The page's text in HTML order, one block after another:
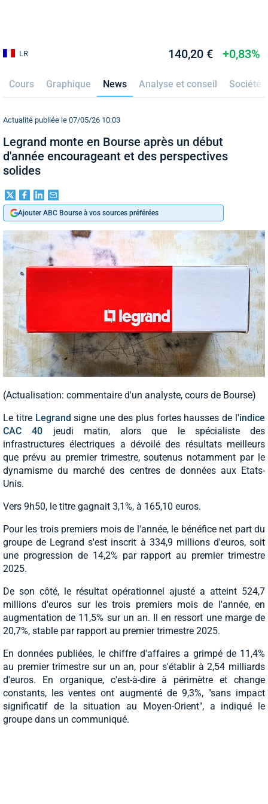
LR 140,20 € +0,83%
Cours Graphique News Analyse et conseil Société
Actualité publiée le 07/05/26 10:03
Legrand monte en Bourse après un début
d'année encourageant et des perspectives
solides
Ajouter ABC Bourse à vos sources préférées
(Actualisation: commentaire d'un analyste, cours de Bourse)
Le titre Legrand signe une des plus fortes hausses de l'indice
CAC 40 jeudi matin, alors que le spécialiste des
infrastructures électriques a dévoilé des résultats meilleurs
que prévu au premier trimestre, soutenus notamment par le
dynamisme du marché des centres de données aux Etats-
Unis.
Vers 9h50, le titre gagnait 3,1%, à 165,10 euros.
Pour les trois premiers mois de l'année, le bénéfice net part du
groupe de Legrand s'est inscrit à 334,9 millions d'euros, soit
une progression de 14,2% par rapport au premier trimestre
2025.
De son côté, le résultat opérationnel ajusté a atteint 524,7
millions d'euros sur les trois premiers mois de l'année, en
augmentation de 11,5% sur un an. Il en ressort une marge de
20,7%, stable par rapport au premier trimestre 2025.
En données publiées, le chiffre d'affaires a grimpé de 11,4%
au premier trimestre sur un an, pour s'établir à 2,54 milliards
d'euros. En organique, c'est-à-dire à périmètre et change
constants, les ventes ont augmenté de 9,3%, "sans impact
significatif de la situation au Moyen-Orient", a indiqué le
groupe dans un communiqué.